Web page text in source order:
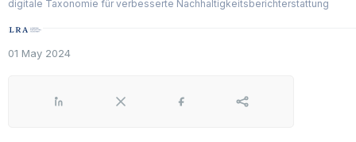
digitale Taxonomie für verbesserte Nachhaltigkeitsberichterstattung
01 May 2024
LinkedIn X Facebook Share